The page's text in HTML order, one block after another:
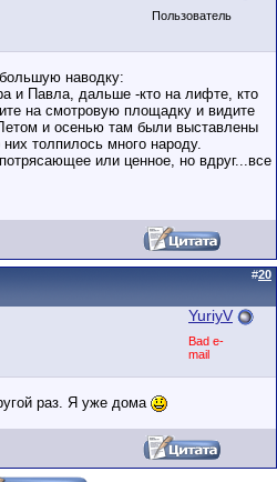
Пользователь
наводку:
и Павла, дальше -кто на лифте, кто
на смотровую площадку и видите
и осенью там были выставлены
толпилось много народу.
или ценное, но вдруг...все
#20
YuriyV
Bad e-
mail
раз. Я уже дома